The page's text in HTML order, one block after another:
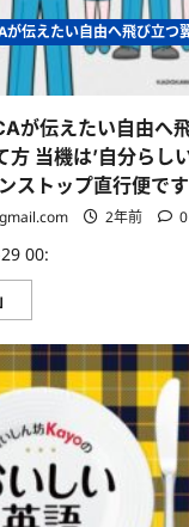
べて
が伝えたい自由へ飛び立つ
が伝えたい自由へ
方 当機は’自分らし
ストップ直行便です
2年前 0
00:
際
外
資
系
CA
伝
え
た
い
自
由